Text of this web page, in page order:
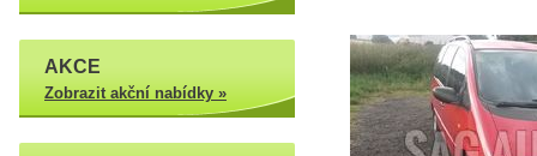
AKCE
Zobrazit akční nabídky »